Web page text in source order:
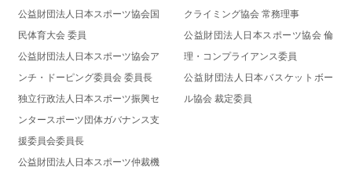
公益財団法人日本スポーツ協会国
民体育大会 委員
公益財団法人日本スポーツ協会ア
ンチ・ドーピング委員会 委員長
独立行政法人日本スポーツ振興セ
ンタースポーツ団体ガバナンス支
援委員会委員長
公益財団法人日本スポーツ仲裁機
クライミング協会 常務理事
公益財団法人日本スポーツ協会 倫
理・コンプライアンス委員
公益財団法人日本バスケットボー
ル協会 裁定委員